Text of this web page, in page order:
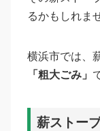
るかもしれま
横浜市では、
「粗大ごみ」
薪ストー